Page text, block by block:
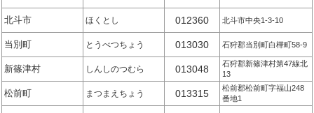
北斗市 ほくとし 012360 北斗市中央1-3-10
当別町 とうべつちょう 013030 石狩郡当別町白樺町58-9
新篠津村 しんしのつむら 013048
石狩郡新篠津村第47線北
13
松前町 まつまえちょう 013315
松前郡松前町字福山248
番地1